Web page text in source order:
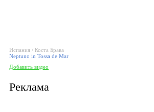
Испания / Коста Брава
Neptuno in Tossa de Mar
Добавить видео
Реклама